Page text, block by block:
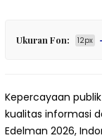
Ukuran Fon: 12px
Kepercayaan
kualitas informasi
Edelman 2026,